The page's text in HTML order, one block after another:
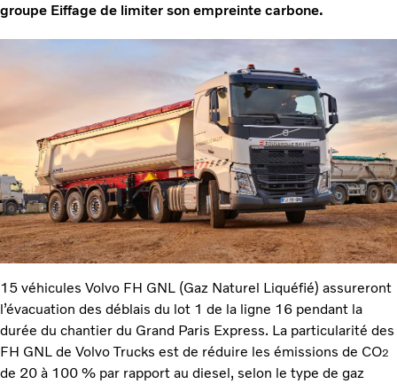
groupe Eiffage de limiter son empreinte carbone.
15 véhicules Volvo FH GNL (Gaz Naturel Liquéfié) assureront
l’évacuation des déblais du lot 1 de la ligne 16 pendant la
durée du chantier du Grand Paris Express. La particularité des
FH GNL de Volvo Trucks est de réduire les émissions de CO2
de 20 à 100 % par rapport au diesel, selon le type de gaz